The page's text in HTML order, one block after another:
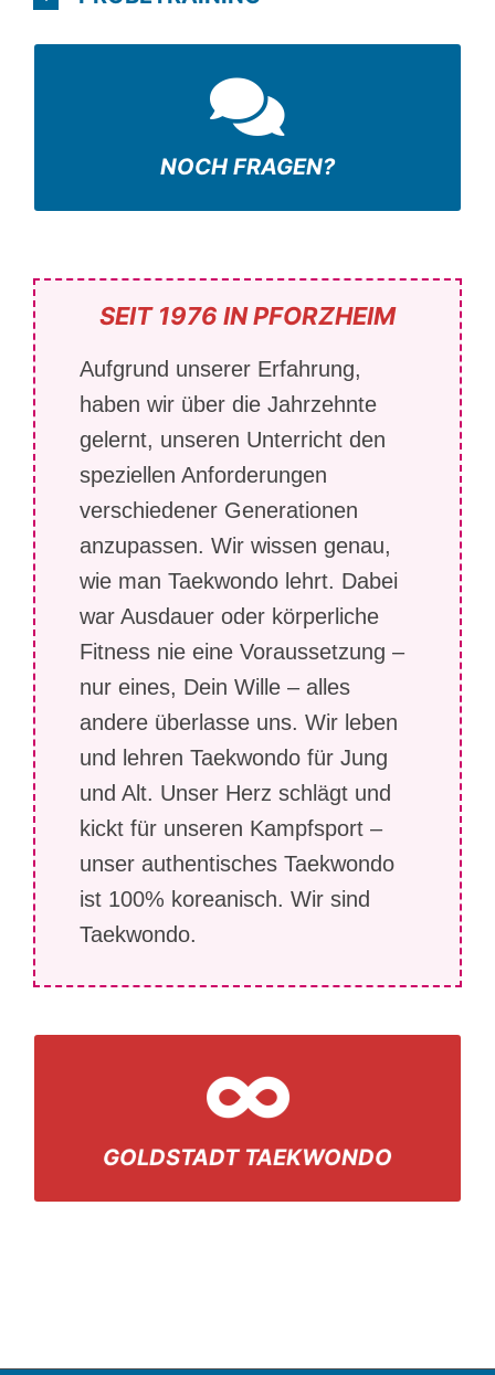
NOCH FRAGEN?
RUF UNS AN
Telefon 07231 351356
SEIT 1976 IN PFORZHEIM
Aufgrund unserer Erfahrung,
haben wir über die Jahrzehnte
gelernt, unseren Unterricht den
speziellen Anforderungen
verschiedener Generationen
anzupassen. Wir wissen genau,
wie man Taekwondo lehrt. Dabei
war Ausdauer oder körperliche
Fitness nie eine Voraussetzung –
nur eines, Dein Wille – alles
andere überlasse uns. Wir leben
und lehren Taekwondo für Jung
und Alt. Unser Herz schlägt und
kickt für unseren Kampfsport –
unser authentisches Taekwondo
ist 100% koreanisch. Wir sind
Taekwondo.
GOLDSTADT TAEKWONDO
SEIT 1976 – UND IMMER WEITER!!